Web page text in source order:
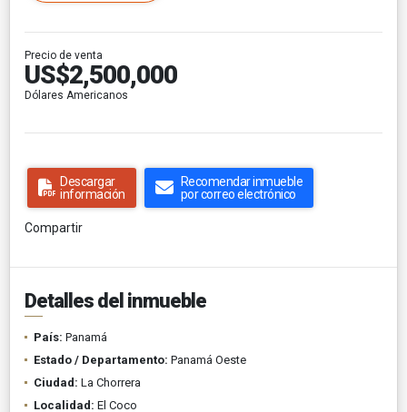
Precio de venta
US$2,500,000
Dólares Americanos
Descargar
información
Recomendar inmueble
por correo electrónico
Compartir
Detalles del inmueble
País: Panamá
Estado / Departamento: Panamá Oeste
Ciudad: La Chorrera
Localidad: El Coco